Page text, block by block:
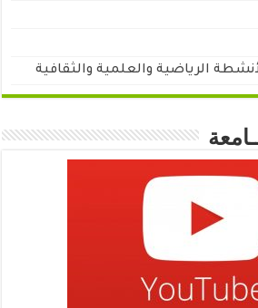
الرياضية والعلمية والثقافية